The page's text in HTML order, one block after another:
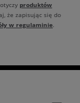
produktów
że zapisując się do
w regulaminie.